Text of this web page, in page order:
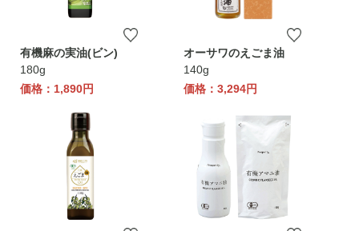
有機麻の実油(ビン)
180g
価格：1,890円
オーサワのえごま油
140g
価格：3,294円